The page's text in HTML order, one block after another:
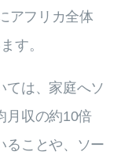
アフリカ全体
す。
ては、家庭へソ
月収の約10倍
ることや、ソー